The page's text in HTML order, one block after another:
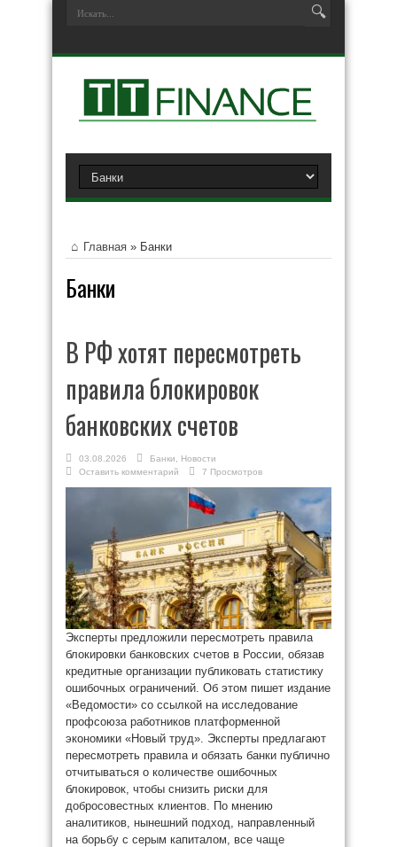
Главная » Банки
Банки
В РФ хотят пересмотреть
правила блокировок
банковских счетов
03.08.2026 Банки
Новости
Оставить комментарий
7 Просмотров
Эксперты предложили пересмотреть правила
блокировки банковских счетов в России, обязав
кредитные организации публиковать статистику
ошибочных ограничений. Об этом пишет издание
«Ведомости» со ссылкой на исследование
профсоюза работников платформенной
экономики «Новый труд». Эксперты предлагают
пересмотреть правила и обязать банки публично
отчитываться о количестве ошибочных
блокировок, чтобы снизить риски для
добросовестных клиентов. По мнению
аналитиков, нынешний подход, направленный
на борьбу с серым капиталом, все чаще